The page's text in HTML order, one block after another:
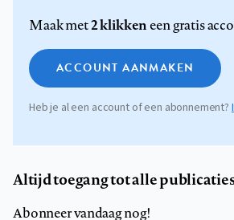
Maak met2 klikkeneen gratis
ACCOUNT AANMAKEN
Heb je al een account of een abonnement?
Altijd toegang tot alle
Abonneer vandaag nog!